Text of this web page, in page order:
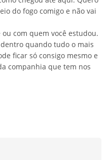
do fogo comigo e não vai
com quem você estudou.
quando tudo o mais
ficar só consigo mesmo e
companhia que tem nos